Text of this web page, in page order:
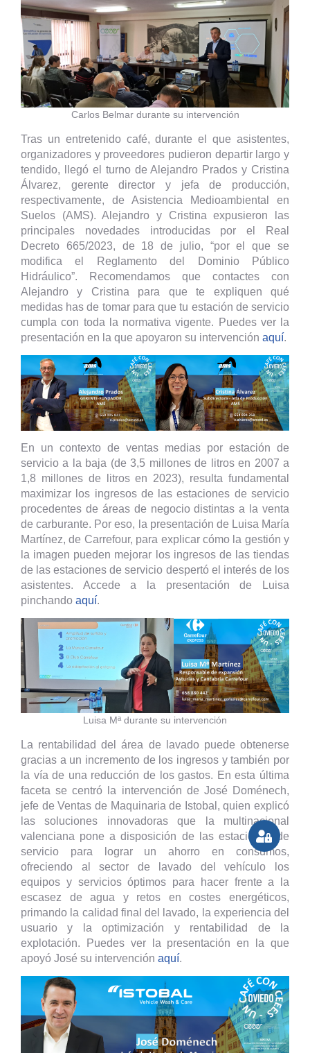
Carlos Belmar durante su intervención
Tras un entretenido café, durante el que asistentes,
organizadores y proveedores pudieron departir largo y
tendido, llegó el turno de Alejandro Prados y Cristina
Álvarez, gerente director y jefa de producción,
respectivamente, de Asistencia Medioambiental en
Suelos (AMS). Alejandro y Cristina expusieron las
principales novedades introducidas por el Real
Decreto 665/2023, de 18 de julio, “por el que se
modifica el Reglamento del Dominio Público
Hidráulico”. Recomendamos que contactes con
Alejandro y Cristina para que te expliquen qué
medidas has de tomar para que tu estación de servicio
cumpla con toda la normativa vigente. Puedes ver la
presentación en la que apoyaron su intervención aquí.
En un contexto de ventas medias por estación de
servicio a la baja (de 3,5 millones de litros en 2007 a
1,8 millones de litros en 2023), resulta fundamental
maximizar los ingresos de las estaciones de servicio
procedentes de áreas de negocio distintas a la venta
de carburante. Por eso, la presentación de Luisa María
Martínez, de Carrefour, para explicar cómo la gestión y
la imagen pueden mejorar los ingresos de las tiendas
de las estaciones de servicio despertó el interés de los
asistentes. Accede a la presentación de Luisa
pinchando aquí.
Luisa Mª durante su intervención
La rentabilidad del área de lavado puede obtenerse
gracias a un incremento de los ingresos y también por
la vía de una reducción de los gastos. En esta última
faceta se centró la intervención de José Doménech,
jefe de Ventas de Maquinaria de Istobal, quien explicó
las soluciones innovadoras que la multinacional
valenciana pone a disposición de las estaciones de
servicio para lograr un ahorro en consumos,
ofreciendo al sector de lavado del vehículo los
equipos y servicios óptimos para hacer frente a la
escasez de agua y retos en costes energéticos,
primando la calidad final del lavado, la experiencia del
usuario y la optimización y rentabilidad de la
explotación. Puedes ver la presentación en la que
apoyó José su intervención aquí.